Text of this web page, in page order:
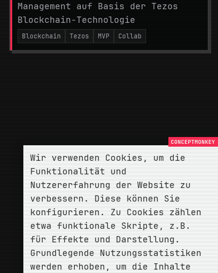
Management auf Basis der Tezos
Blockchain-Technologie
Blockchain Tezos MVP Collab
Wir verwenden Cookies, um die
Funktionalität und
Nutzererfahrung der Website zu
verbessern. Diese können Sie
konfigurieren. Zu Cookies zählen
etwa funktionale Skripte, z.B.
für Effekte und Darstellung.
Grundlegende Nutzungsstatistiken
werden erhoben, um die Inhalte